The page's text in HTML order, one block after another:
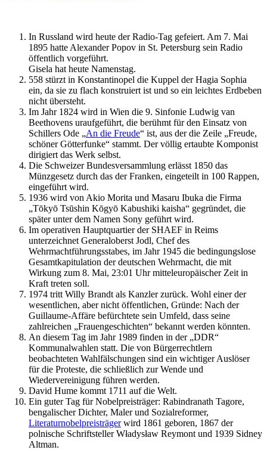
In Russland wird heute der Radio-Tag gefeiert. Am 7. Mai
1895 hatte Alexander Popov in St. Petersburg sein Radio
öffentlich vorgeführt.
Gisela hat heute Namenstag.
558 stürzt in Konstantinopel die Kuppel der Hagia Sophia
ein, da sie zu flach konstruiert ist und so ein leichtes Erdbeben
nicht übersteht.
Im Jahr 1824 wird in Wien die 9. Sinfonie Ludwig van
Beethovens uraufgeführt, die berühmt für den Einsatz von
Schillers Ode „An die Freude“ ist, aus der die Zeile „Freude,
schöner Götterfunke“ stammt. Der völlig ertaubte Komponist
dirigiert das Werk selbst.
Die Schweizer Bundesversammlung erlässt 1850 das
Münzgesetz durch das der Franken, eingeteilt in 100 Rappen,
eingeführt wird.
1936 wird von Akio Morita und Masaru Ibuka die Firma
„Tōkyō Tsūshin Kōgyō Kabushiki kaisha“ gegründet, die
später unter dem Namen Sony geführt wird.
Im operativen Hauptquartier der SHAEF in Reims
unterzeichnet Generaloberst Jodl, Chef des
Wehrmachtführungsstabes, im Jahr 1945 die bedingungslose
Gesamtkapitulation der deutschen Wehrmacht, die mit
Wirkung zum 8. Mai, 23:01 Uhr mitteleuropäischer Zeit in
Kraft treten soll.
1974 tritt Willy Brandt als Kanzler zurück. Wohl einer der
wesentlichen, aber nicht öffentlichen, Gründe: Nach der
Guillaume-Affäre befürchtete sein Umfeld, dass seine
zahlreichen „Frauengeschichten“ bekannt werden könnten.
An diesem Tag im Jahr 1989 finden in der „DDR“
Kommunalwahlen statt. Die von Bürgerrechtlern
beobachteten Wahlfälschungen sind ein wichtiger Auslöser
für die Proteste, die schließlich zur Wende und
Wiedervereinigung führen werden.
David Hume kommt 1711 auf die Welt.
Ein guter Tag für Nobelpreisträger: Rabindranath Tagore,
bengalischer Dichter, Maler und Sozialreformer,
Literaturnobelpreisträgerwird 1861 geboren, 1867 der
polnische Schriftsteller Władysław Reymont und 1939 Sidney
Altman.